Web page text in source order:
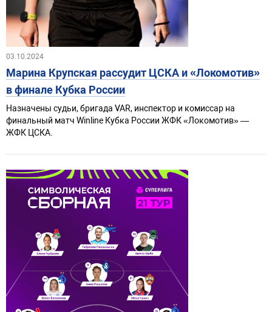
03.10.2024
Марина Крупская рассудит ЦСКА и «Локомотив»
в финале Кубка России
Назначены судьи, бригада VAR, инспектор и комиссар на
финальный матч Winline Кубка России ЖФК «Локомотив» —
ЖФК ЦСКА.